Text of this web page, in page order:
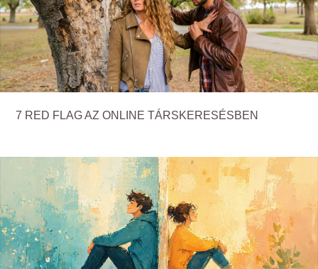
7 RED FLAG AZ ONLINE TÁRSKERESÉSBEN